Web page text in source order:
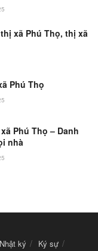
xã Phú Thọ, thị xã
Phú Thọ
Phú Thọ – Danh
nhà
Nhật ký
Ký sự